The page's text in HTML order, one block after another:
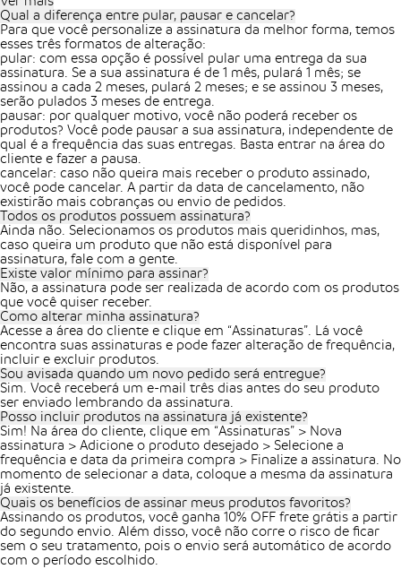
Qual a diferença entre pular, pausar e cancelar?
Para que você personalize a assinatura da melhor forma, temos
esses três formatos de alteração:
pular: com essa opção é possível pular uma entrega da sua
assinatura. Se a sua assinatura é de 1 mês, pulará 1 mês; se
assinou a cada 2 meses, pulará 2 meses; e se assinou 3 meses,
serão pulados 3 meses de entrega.
pausar: por qualquer motivo, você não poderá receber os
produtos? Você pode pausar a sua assinatura, independente de
qual é a frequência das suas entregas. Basta entrar na área do
cliente e fazer a pausa.
cancelar: caso não queira mais receber o produto assinado,
você pode cancelar. A partir da data de cancelamento, não
existirão mais cobranças ou envio de pedidos.
Todos os produtos possuem assinatura?
Ainda não. Selecionamos os produtos mais queridinhos, mas,
caso queira um produto que não está disponível para
assinatura, fale com a gente.
Existe valor mínimo para assinar?
Não, a assinatura pode ser realizada de acordo com os produtos
que você quiser receber.
Como alterar minha assinatura?
Acesse a área do cliente e clique em “Assinaturas”. Lá você
encontra suas assinaturas e pode fazer alteração de frequência,
incluir e excluir produtos.
Sou avisada quando um novo pedido será entregue?
Sim. Você receberá um e-mail três dias antes do seu produto
ser enviado lembrando da assinatura.
Posso incluir produtos na assinatura já existente?
Sim! Na área do cliente, clique em “Assinaturas” > Nova
assinatura > Adicione o produto desejado > Selecione a
frequência e data da primeira compra > Finalize a assinatura. No
momento de selecionar a data, coloque a mesma da assinatura
já existente.
Quais os benefícios de assinar meus produtos favoritos?
Assinando os produtos, você ganha 10% OFF frete grátis a partir
do segundo envio. Além disso, você não corre o risco de ficar
sem o seu tratamento, pois o envio será automático de acordo
com o período escolhido.